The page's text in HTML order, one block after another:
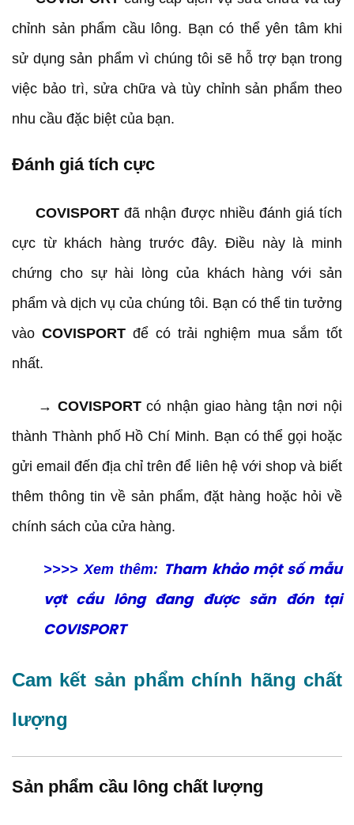
chỉnh sản phẩm cầu lông. Bạn có thể yên tâm khi
sử dụng sản phẩm vì chúng tôi sẽ hỗ trợ bạn trong
việc bảo trì, sửa chữa và tùy chỉnh sản phẩm theo
nhu cầu đặc biệt của bạn.
Đánh giá tích cực
COVISPORT đã nhận được nhiều đánh giá tích
cực từ khách hàng trước đây. Điều này là minh
chứng cho sự hài lòng của khách hàng với sản
phẩm và dịch vụ của chúng tôi. Bạn có thể tin tưởng
vào COVISPORT để có trải nghiệm mua sắm tốt
nhất.
→ COVISPORTcó nhận giao hàng tận nơi nội
thành Thành phố Hồ Chí Minh. Bạn có thể gọi hoặc
gửi email đến địa chỉ trên để liên hệ với shop và biết
thêm thông tin về sản phẩm, đặt hàng hoặc hỏi về
chính sách của cửa hàng.
>>>> Xem thêm: Tham khảo một số mẫu
vợt cầu lông đang được săn đón tại
COVISPORT
Cam kết sản phẩm chính hãng chất
lượng
Sản phẩm cầu lông chất lượng